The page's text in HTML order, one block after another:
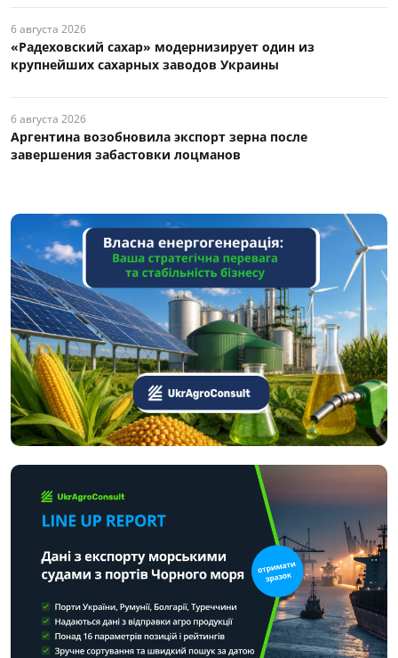
6 августа 2026
«Радеховский сахар» модернизирует один из
крупнейших сахарных заводов Украины
6 августа 2026
Аргентина возобновила экспорт зерна после
завершения забастовки лоцманов